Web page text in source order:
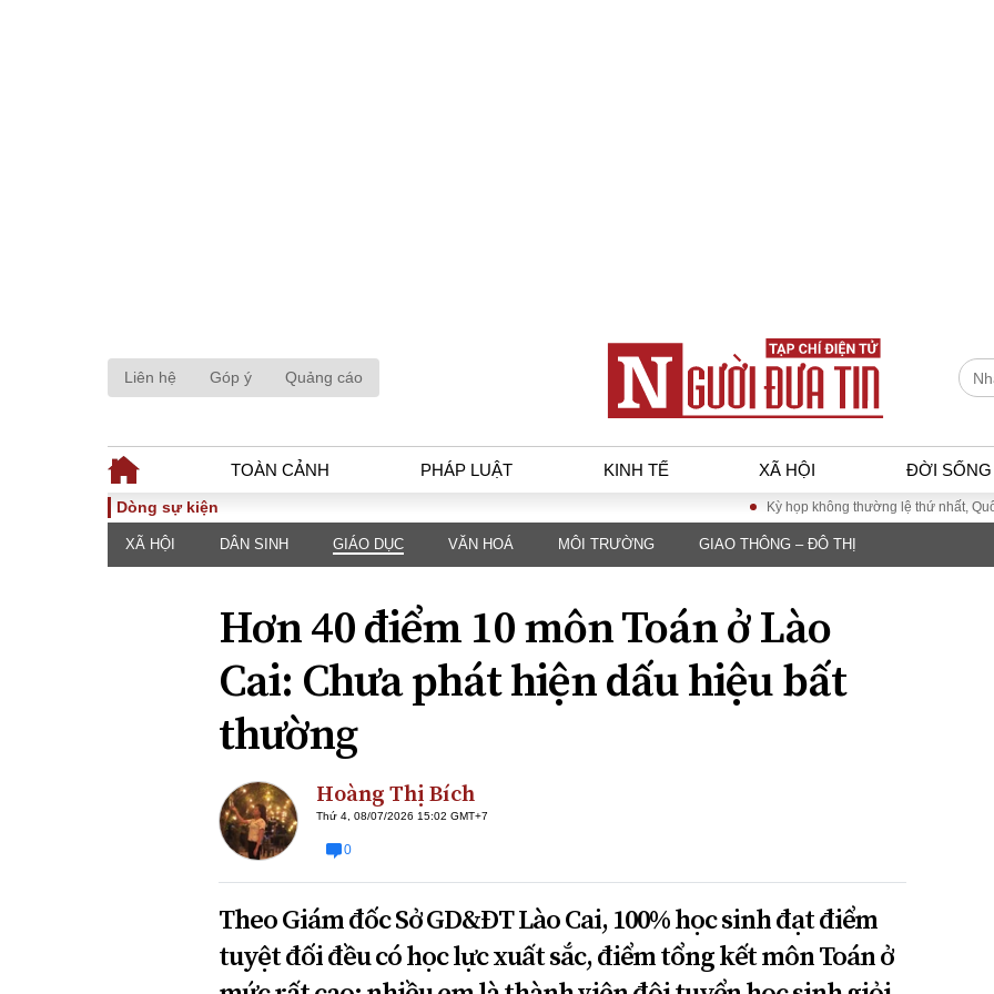
Liên hệ Góp ý Quảng cáo
TOÀN CẢNH PHÁP LUẬT KINH TẾ XÃ HỘI ĐỜI SỐNG
TOÀN CẢNH
Chính sách
Đối thoại
Thế giới
PHÁP LUẬT
Góc nhìn luật gia
Hồ sơ điều tra
Tiếng nói công dân
KINH TẾ
Tài chính - Ngân
hàng
Kinh tế vĩ mô
Hồ sơ doanh
ĐA CHIỀU
Quan điểm
INFOCUS
Dòng sự kiện Kỳ họp không thường lệ thứ nhất, Quốc hội
XÃ HỘI DÂN SINH GIÁO DỤC VĂN HOÁ MÔI TRƯỜNG GIAO THÔNG – ĐÔ THỊ
Hơn 40 điểm 10 môn Toán ở Lào
Cai: Chưa phát hiện dấu hiệu bất
thường
Hoàng Thị Bích
Thứ 4, 08/07/2026 15:02 GMT+7
0
Theo Giám đốc Sở GD&ĐT Lào Cai, 100% học sinh đạt điểm
tuyệt đối đều có học lực xuất sắc, điểm tổng kết môn Toán ở